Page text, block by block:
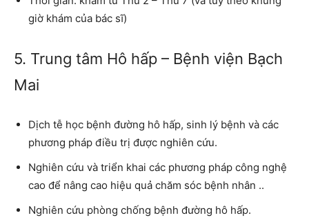
giờ khám của bác sĩ)
5. Trung tâm Hô hấp – Bệnh viện Bạch
Mai
Dịch tễ học bệnh đường hô hấp, sinh lý bệnh và các
phương pháp điều trị được nghiên cứu.
Nghiên cứu và triển khai các phương pháp công nghệ
cao để nâng cao hiệu quả chăm sóc bệnh nhân ..
Nghiên cứu phòng chống bệnh đường hô hấp.